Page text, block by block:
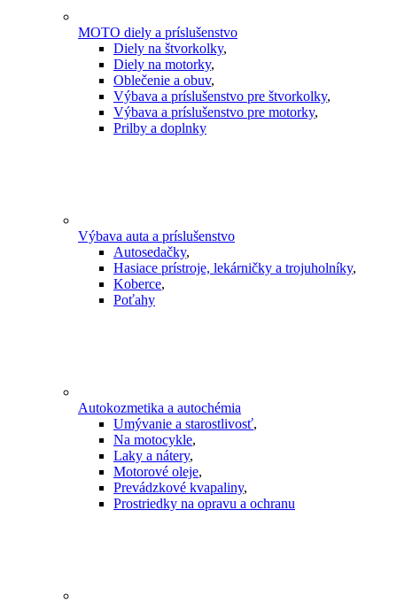
MOTO diely a príslušenstvo
Diely na štvorkolky,
Diely na motorky,
Oblečenie a obuv,
Výbava a príslušenstvo pre štvorkolky,
Výbava a príslušenstvo pre motorky,
Prilby a doplnky
Výbava auta a príslušenstvo
Autosedačky,
Hasiace prístroje, lekárničky a trojuholníky,
Koberce,
Poťahy
Autokozmetika a autochémia
Umývanie a starostlivosť,
Na motocykle,
Laky a nátery,
Motorové oleje,
Prevádzkové kvapaliny,
Prostriedky na opravu a ochranu